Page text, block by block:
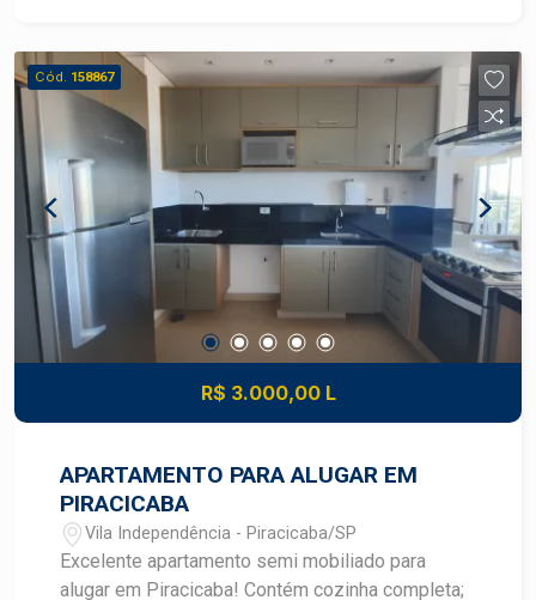
Cooktop, forno e sugar Sacada gourmet fechada
com blindex Churrasqueira Este apartamento
reúne conforto, modernidade e funcionalidade,
com ambientes climatizados, móveis planejados
e uma excelente integração entre sala, cozinha e
sacada gourmet, proporcionando um espaço ideal
para receber familiares e amigos. Uma excelente
oportunidade para quem busca um imóvel
completo e pronto para morar em um dos
empreendimentos mais desejados de Piracicaba.
Construa seu futuro com quem é agente de
desenvolvimento do mercado imobiliário de
Piracicaba. Agende sua visita.
Cód. 158867
R$ 3.000,00 L
APARTAMENTO PARA ALUGAR EM
PIRACICABA
Vila Independência - Piracicaba/SP
Excelente apartamento semi mobiliado para
alugar em Piracicaba! Contém cozinha completa;